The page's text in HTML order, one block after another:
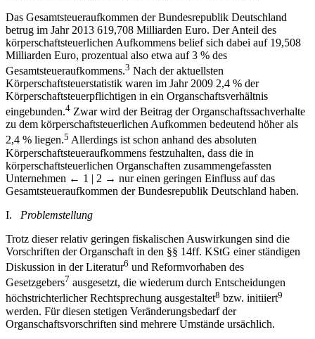
Das Gesamtsteueraufkommen der Bundesrepublik Deutschland
betrug im Jahr 2013 619,708 Milliarden Euro. Der Anteil des
körperschaftsteuerlichen Aufkommens belief sich dabei auf 19,508
Milliarden Euro, prozentual also etwa auf 3 % des
Gesamtsteueraufkommens.3 Nach der aktuellsten
Körperschaftsteuerstatistik waren im Jahr 2009 2,4 % der
Körperschaftsteuerpflichtigen in ein Organschaftsverhältnis
eingebunden.4 Zwar wird der Beitrag der Organschaftssachverhalte
zu dem körperschaftsteuerlichen Aufkommen bedeutend höher als
2,4 % liegen.5 Allerdings ist schon anhand des absoluten
Körperschaftsteueraufkommens festzuhalten, dass die in
körperschaftsteuerlichen Organschaften zusammengefassten
Unternehmen ← 1 | 2 → nur einen geringen Einfluss auf das
Gesamtsteueraufkommen der Bundesrepublik Deutschland haben.
I. Problemstellung
Trotz dieser relativ geringen fiskalischen Auswirkungen sind die
Vorschriften der Organschaft in den §§ 14ff. KStG einer ständigen
Diskussion in der Literatur6 und Reformvorhaben des
Gesetzgebers7 ausgesetzt, die wiederum durch Entscheidungen
höchstrichterlicher Rechtsprechung ausgestaltet8 bzw. initiiert9
werden. Für diesen stetigen Veränderungsbedarf der
Organschaftsvorschriften sind mehrere Umstände ursächlich.